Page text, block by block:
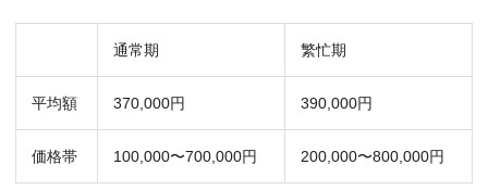
通常期 繁忙期
平均額 370,000円 390,000円
価格帯 100,000〜700,000円 200,000〜800,000円